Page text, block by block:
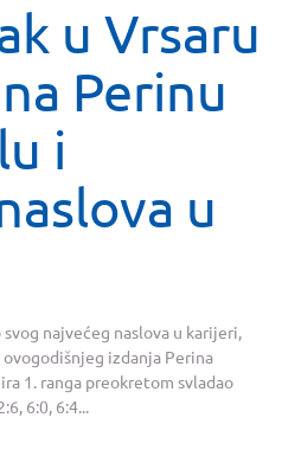
u Vrsaru
Perinu
i
u
najvećeg naslova u karijeri,
izdanja Perina
1. ranga preokretom svladao
6:0, 6:4...